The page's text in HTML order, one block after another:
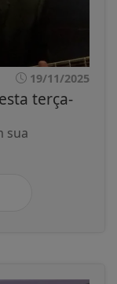
19/11/2025
terça-
sua